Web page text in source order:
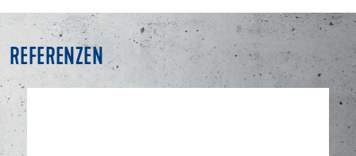
REFERENZEN